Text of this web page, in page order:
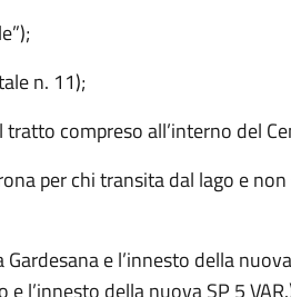
n. 11);
compreso all’interno del
per chi transita dal lago e
e l’innesto della
l’innesto della nuova SP 5